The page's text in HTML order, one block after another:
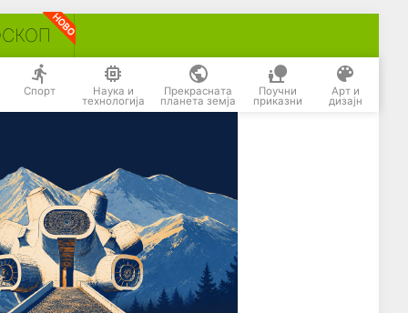
Спорт Наука и
технологија
Прекрасната
планета земја
Поучни
приказни
Арт и
дизајн